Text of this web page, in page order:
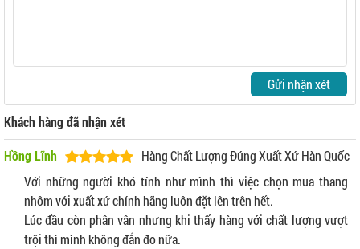
Gửi nhận xét
Khách hàng đã nhận xét
Hồng Lĩnh
Hàng Chất Lượng Đúng Xuất Xứ Hàn Quốc
Với những người khó tính như mình thì việc chọn mua thang
nhôm với xuất xứ chính hãng luôn đặt lên trên hết.
Lúc đầu còn phân vân nhưng khi thấy hàng với chất lượng vượt
trội thì mình không đắn đo nữa.